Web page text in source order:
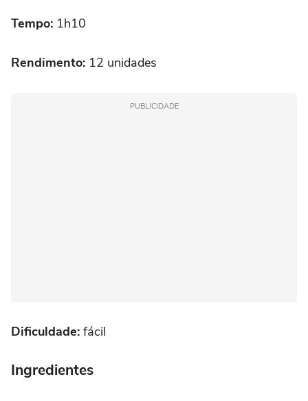
Tempo: 1h10
Rendimento: 12 unidades
PUBLICIDADE
Dificuldade: fácil
Ingredientes